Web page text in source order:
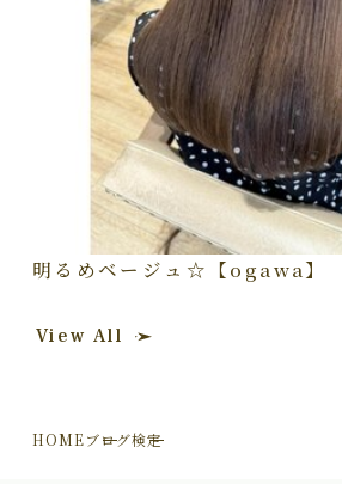
明るめベージュ☆【ogawa】
View All
HOMEブログ検定